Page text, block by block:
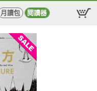
月讀包 閱讀器